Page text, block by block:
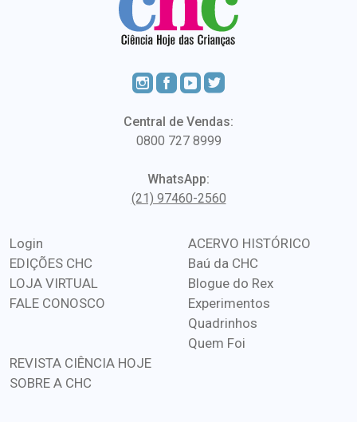
Central de Vendas:
0800 727 8999
WhatsApp:
(21) 97460-2560
Login
EDIÇÕES CHC
LOJA VIRTUAL
FALE CONOSCO
ACERVO HISTÓRICO
Baú da CHC
Blogue do Rex
Experimentos
Quadrinhos
Quem Foi
REVISTA CIÊNCIA HOJE
SOBRE A CHC